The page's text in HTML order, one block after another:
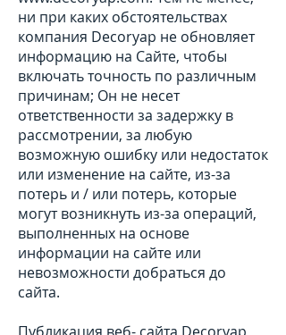
ни при каких обстоятельствах
компания Decoryap не обновляет
информацию на Сайте, чтобы
включать точность по различным
причинам; Он не несет
ответственности за задержку в
рассмотрении, за любую
возможную ошибку или недостаток
или изменение на сайте, из-за
потерь и / или потерь, которые
могут возникнуть из-за операций,
выполненных на основе
информации на сайте или
невозможности добраться до
сайта.